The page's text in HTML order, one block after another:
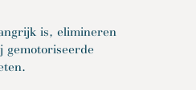
is, elimineren
gemotoriseerde